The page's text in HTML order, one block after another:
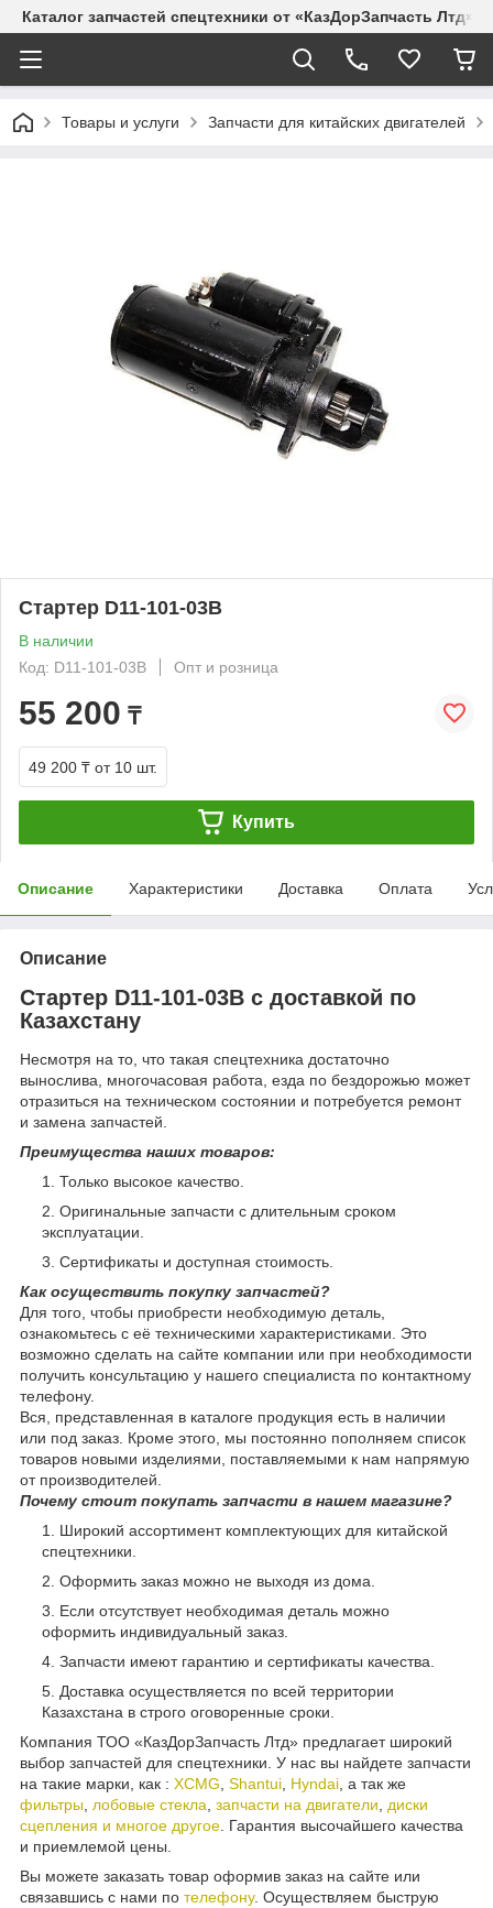
Каталог запчастей спецтехники от «КазДорЗапчасть Лтд»
Товары и услуги Запчасти для китайских двигателей
Стартер D11-101-03B
В наличии
Код: D11-101-03B
Опт и розница
55 200 ₸
49 200 ₸ от 10 шт.
Купить
Описание Характеристики Доставка Оплата
Описание
Стартер D11-101-03B с доставкой по
Казахстану
Несмотря на то, что такая спецтехника достаточно
вынослива, многочасовая работа, езда по бездорожью может
отразиться на техническом состоянии и потребуется ремонт
и замена запчастей.
Преимущества наших товаров:
Только высокое качество.
Оригинальные запчасти с длительным сроком
эксплуатации.
Сертификаты и доступная стоимость.
Как осуществить покупку запчастей?
Для того, чтобы приобрести необходимую деталь,
ознакомьтесь с её техническими характеристиками. Это
возможно сделать на сайте компании или при необходимости
получить консультацию у нашего специалиста по контактному
телефону.
Вся, представленная в каталоге продукция есть в наличии
или под заказ. Кроме этого, мы постоянно пополняем список
товаров новыми изделиями, поставляемыми к нам напрямую
от производителей.
Почему стоит покупать запчасти в нашем магазине?
Широкий ассортимент комплектующих для китайской
спецтехники.
Оформить заказ можно не выходя из дома.
Если отсутствует необходимая деталь можно
оформить индивидуальный заказ.
Запчасти имеют гарантию и сертификаты качества.
Доставка осуществляется по всей территории
Казахстана в строго оговоренные сроки.
Компания ТОО «КазДорЗапчасть Лтд» предлагает широкий
выбор запчастей для спецтехники. У нас вы найдете запчасти
на такие марки, как : XCMG, Shantui, Hyndai, а так же
фильтры, лобовые стекла, запчасти на двигатели, диски
сцепления и многое другое. Гарантия высочайшего качества
и приемлемой цены.
Вы можете заказать товар оформив заказ на сайте или
связавшись с нами по телефону. Осуществляем быструю